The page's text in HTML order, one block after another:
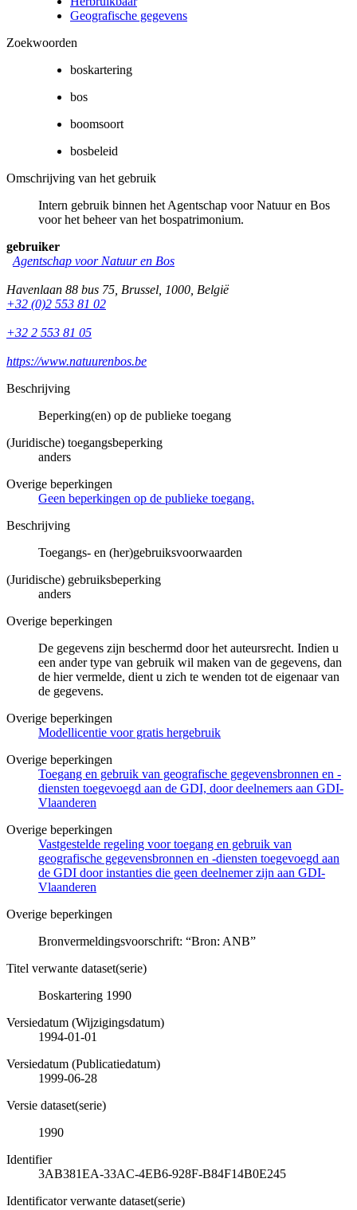
Geografische gegevens
Zoekwoorden
boskartering
bos
boomsoort
bosbeleid
Omschrijving van het gebruik
Intern gebruik binnen het Agentschap voor Natuur en Bos
voor het beheer van het bospatrimonium.
gebruiker
Agentschap voor Natuur en Bos
Havenlaan 88 bus 75 Brussel 1000 België
+32 (0)2 553 81 02
+32 2 553 81 05
https://www.natuurenbos.be
Beschrijving
Beperking(en) op de publieke toegang
(Juridische) toegangsbeperking
anders
Overige beperkingen
Geen beperkingen op de publieke toegang.
Beschrijving
Toegangs- en (her)gebruiksvoorwaarden
(Juridische) gebruiksbeperking
anders
Overige beperkingen
De gegevens zijn beschermd door het auteursrecht. Indien u
een ander type van gebruik wil maken van de gegevens, dan
de hier vermelde, dient u zich te wenden tot de eigenaar van
de gegevens.
Overige beperkingen
Modellicentie voor gratis hergebruik
Overige beperkingen
Toegang en gebruik van geografische gegevensbronnen en -
diensten toegevoegd aan de GDI, door deelnemers aan GDI-
Vlaanderen
Overige beperkingen
Vastgestelde regeling voor toegang en gebruik van
geografische gegevensbronnen en -diensten toegevoegd aan
de GDI door instanties die geen deelnemer zijn aan GDI-
Vlaanderen
Overige beperkingen
Bronvermeldingsvoorschrift: “Bron: ANB”
Titel verwante dataset(serie)
Boskartering 1990
Versiedatum (Wijzigingsdatum)
1994-01-01
Versiedatum (Publicatiedatum)
1999-06-28
Versie dataset(serie)
1990
Identifier
3AB381EA-33AC-4EB6-928F-B84F14B0E245
Identificator verwante dataset(serie)